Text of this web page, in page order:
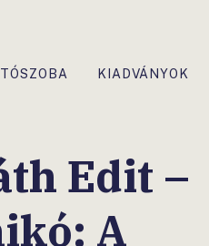
KIADVÁNYOK
Edit –
A